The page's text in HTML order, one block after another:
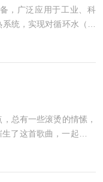
，广泛应用于工业、科
统，实现对循环水（或
境。用户可以通过控制
质温度的稳定。选购高
下是选购时需要考虑的
的是所需的温度范围，
总有一些滚烫的情愫，
了这首歌曲，一起感受